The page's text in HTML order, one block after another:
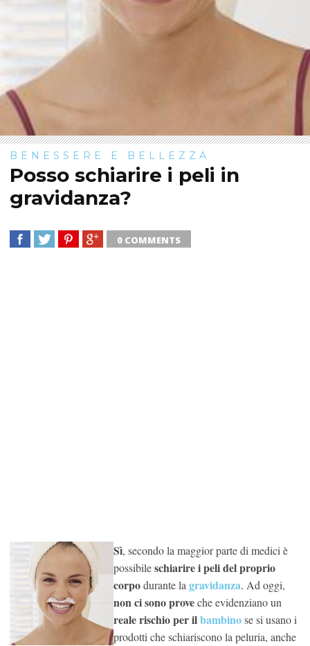
BENESSERE E BELLEZZA
Posso schiarire i peli in
gravidanza?
0 COMMENTS
Sì, secondo la maggior parte di medici è
possibileschiarire i peli del proprio
corpodurante la gravidanza. Ad oggi,
non ci sono proveche evidenziano un
reale rischio per ilbambinose si usano i
prodotti che schiariscono la peluria, anche